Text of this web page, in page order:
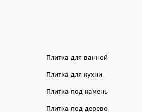
Плитка для ванной
Плитка для кухни
Плитка под камень
Плитка под дерево